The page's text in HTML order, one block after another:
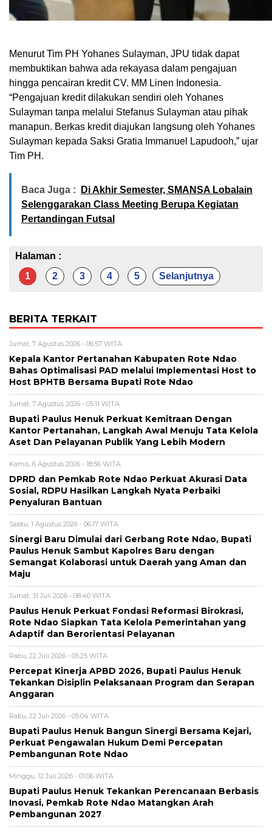
Menurut Tim PH Yohanes Sulayman, JPU tidak dapat
membuktikan bahwa ada rekayasa dalam pengajuan
hingga pencairan kredit CV. MM Linen Indonesia.
“Pengajuan kredit dilakukan sendiri oleh Yohanes
Sulayman tanpa melalui Stefanus Sulayman atau pihak
manapun. Berkas kredit diajukan langsung oleh Yohanes
Sulayman kepada Saksi Gratia Immanuel Lapudooh,” ujar
Tim PH.
Baca Juga :
Di Akhir Semester, SMANSA Lobalain
Selenggarakan Class Meeting Berupa Kegiatan
Pertandingan Futsal
Halaman :
1
2 3 4 5 Selanjutnya
BERITA TERKAIT
Jumat, 7 Agustus 2026 - 06:57 WITA
Kepala Kantor Pertanahan Kabupaten Rote Ndao
Bahas Optimalisasi PAD melalui Implementasi Host to
Host BPHTB Bersama Bupati Rote Ndao
Jumat, 7 Agustus 2026 - 05:11 WITA
Bupati Paulus Henuk Perkuat Kemitraan Dengan
Kantor Pertanahan, Langkah Awal Menuju Tata Kelola
Aset Dan Pelayanan Publik Yang Lebih Modern
Kamis, 6 Agustus 2026 - 18:56 WITA
DPRD dan Pemkab Rote Ndao Perkuat Akurasi Data
Sosial, RDPU Hasilkan Langkah Nyata Perbaiki
Penyaluran Bantuan
Sabtu, 1 Agustus 2026 - 06:17 WITA
Sinergi Baru Dimulai dari Gerbang Rote Ndao, Bupati
Paulus Henuk Sambut Kapolres Baru dengan
Semangat Kolaborasi untuk Daerah yang Aman dan
Maju
Jumat, 31 Juli 2026 - 08:40 WITA
Paulus Henuk Perkuat Fondasi Reformasi Birokrasi,
Rote Ndao Siapkan Tata Kelola Pemerintahan yang
Adaptif dan Berorientasi Pelayanan
Rabu, 22 Juli 2026 - 05:25 WITA
Percepat Kinerja APBD 2026, Bupati Paulus Henuk
Tekankan Disiplin Pelaksanaan Program dan Serapan
Anggaran
Rabu, 22 Juli 2026 - 05:04 WITA
Bupati Paulus Henuk Bangun Sinergi Bersama Kejari,
Perkuat Pengawalan Hukum Demi Percepatan
Pembangunan Rote Ndao
Minggu, 12 Juli 2026 - 01:06 WITA
Bupati Paulus Henuk Tekankan Perencanaan Berbasis
Inovasi, Pemkab Rote Ndao Matangkan Arah
Pembangunan 2027